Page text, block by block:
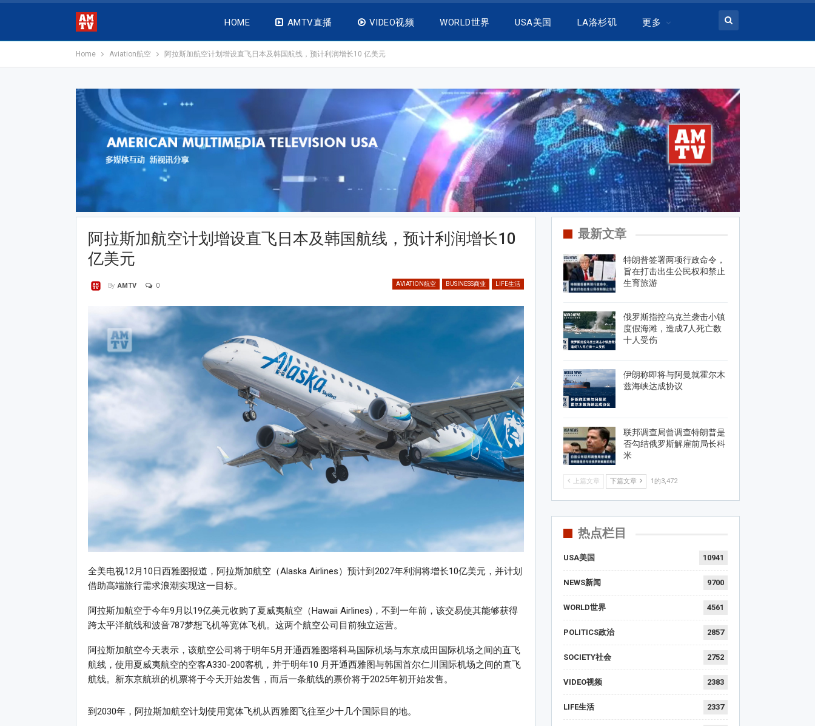
HOME AMTV直播 VIDEO视频 WORLD世界 USA美国 LA洛杉矶 更多
Home Aviation航空 阿拉斯加航空计划增设直飞日本及韩国航线，预计利润增长10 亿美元
阿拉斯加航空计划增设直飞日本及韩国航线，预计利润增长10
亿美元
AVIATION航空 BUSINESS商业 LIFE生活
By AMTV 0
全美电视12月10日西雅图报道，阿拉斯加航空（Alaska Airlines）预计到2027年利润将增长10亿美元，并计划
借助高端旅行需求浪潮实现这一目标。
阿拉斯加航空于今年9月以19亿美元收购了夏威夷航空（Hawaii Airlines)，不到一年前，该交易使其能够获得
跨太平洋航线和波音787梦想飞机等宽体飞机。这两个航空公司目前独立运营。
阿拉斯加航空今天表示，该航空公司将于明年5月开通西雅图塔科马国际机场与东京成田国际机场之间的直飞
航线，使用夏威夷航空的空客A330-200客机，并于明年10 月开通西雅图与韩国首尔仁川国际机场之间的直飞
航线。新东京航班的机票将于今天开始发售，而后一条航线的票价将于2025年初开始发售。
到2030年，阿拉斯加航空计划使用宽体飞机从西雅图飞往至少十几个国际目的地。
最新文章
特朗普签署两项行政命令，
旨在打击出生公民权和禁止
生育旅游
俄罗斯指控乌克兰袭击小镇
度假海滩，造成7人死亡数
十人受伤
伊朗称即将与阿曼就霍尔木
兹海峡达成协议
联邦调查局曾调查特朗普是
否勾结俄罗斯解雇前局长科
米
上篇文章 下篇文章 1的3,472
热点栏目
USA美国 10941
NEWS新闻 9700
WORLD世界 4561
POLITICS政治 2857
SOCIETY社会 2752
VIDEO视频 2383
LIFE生活 2337